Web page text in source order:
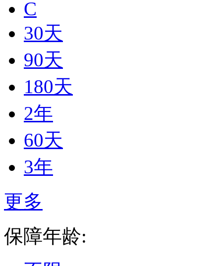
C
30天
90天
180天
2年
60天
3年
更多
保障年龄: